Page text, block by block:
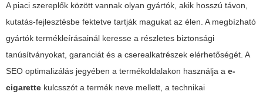
A piaci szereplők között vannak olyan gyártók, akik hosszú távon,
kutatás-fejlesztésbe fektetve tartják magukat az élen. A megbízható
gyártók termékleírásainál keresse a részletes biztonsági
tanúsítványokat, garanciát és a cserealkatrészek elérhetőségét. A
SEO optimalizálás jegyében a termékoldalakon használja a e-
cigarette kulcsszót a termék neve mellett, a technikai